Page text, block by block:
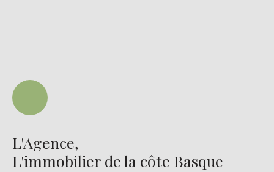
L'Agence,
L'immobilier de la côte Basque